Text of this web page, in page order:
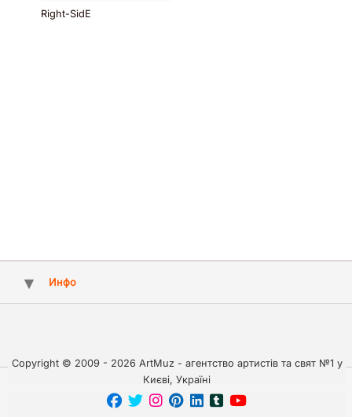
Right-SidE
Инфо
Copyright © 2009 - 2026 ArtMuz - агентство артистів та свят №1 у
Києві, Україні